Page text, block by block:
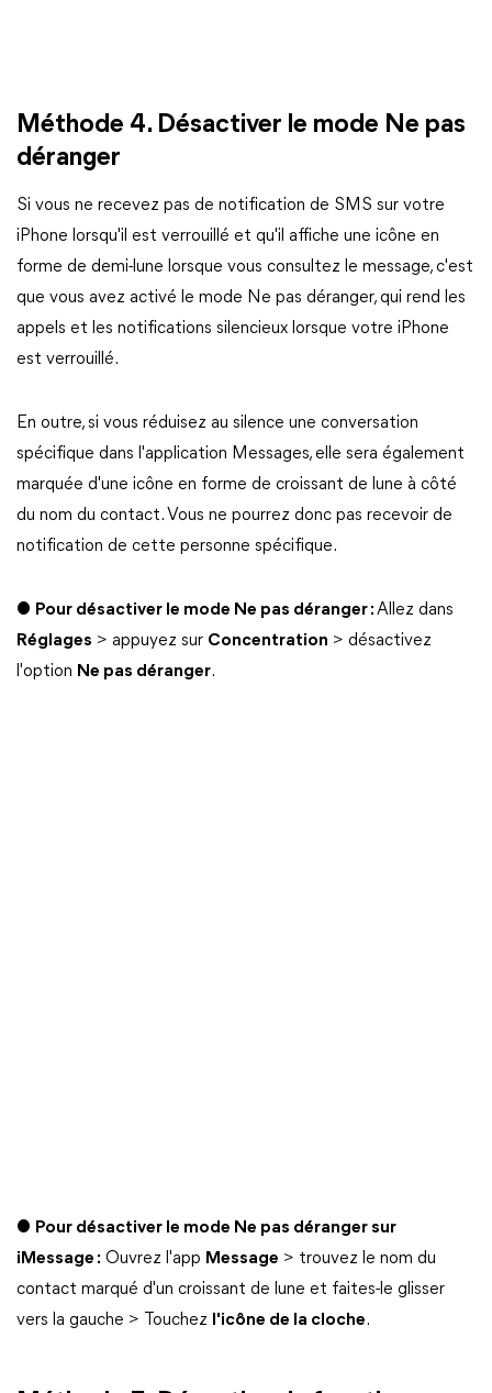
Méthode 4. Désactiver le mode Ne pas
déranger
Si vous ne recevez pas de notification de SMS sur votre
iPhone lorsqu'il est verrouillé et qu'il affiche une icône en
forme de demi-lune lorsque vous consultez le message, c'est
que vous avez activé le mode Ne pas déranger, qui rend les
appels et les notifications silencieux lorsque votre iPhone
est verrouillé.
En outre, si vous réduisez au silence une conversation
spécifique dans l'application Messages, elle sera également
marquée d'une icône en forme de croissant de lune à côté
du nom du contact. Vous ne pourrez donc pas recevoir de
notification de cette personne spécifique.
● Pour désactiver le mode Ne pas déranger :Allez dans
Réglages > appuyez sur Concentration > désactivez
l'option Ne pas déranger.
● Pour désactiver le mode Ne pas déranger sur
iMessage : Ouvrez l'app Message > trouvez le nom du
contact marqué d'un croissant de lune et faites-le glisser
vers la gauche > Touchez
l'icône de la cloche.